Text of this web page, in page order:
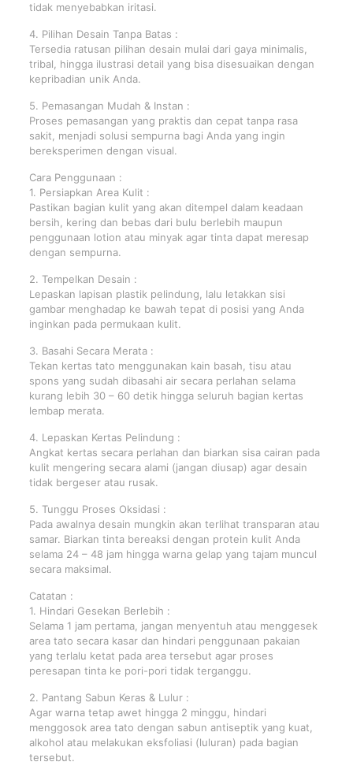
tidak menyebabkan iritasi.
4. Pilihan Desain Tanpa Batas :
Tersedia ratusan pilihan desain mulai dari gaya minimalis,
tribal, hingga ilustrasi detail yang bisa disesuaikan dengan
kepribadian unik Anda.
5. Pemasangan Mudah & Instan :
Proses pemasangan yang praktis dan cepat tanpa rasa
sakit, menjadi solusi sempurna bagi Anda yang ingin
bereksperimen dengan visual.
Cara Penggunaan :
1. Persiapkan Area Kulit :
Pastikan bagian kulit yang akan ditempel dalam keadaan
bersih, kering dan bebas dari bulu berlebih maupun
penggunaan lotion atau minyak agar tinta dapat meresap
dengan sempurna.
2. Tempelkan Desain :
Lepaskan lapisan plastik pelindung, lalu letakkan sisi
gambar menghadap ke bawah tepat di posisi yang Anda
inginkan pada permukaan kulit.
3. Basahi Secara Merata :
Tekan kertas tato menggunakan kain basah, tisu atau
spons yang sudah dibasahi air secara perlahan selama
kurang lebih 30 – 60 detik hingga seluruh bagian kertas
lembap merata.
4. Lepaskan Kertas Pelindung :
Angkat kertas secara perlahan dan biarkan sisa cairan pada
kulit mengering secara alami (jangan diusap) agar desain
tidak bergeser atau rusak.
5. Tunggu Proses Oksidasi :
Pada awalnya desain mungkin akan terlihat transparan atau
samar. Biarkan tinta bereaksi dengan protein kulit Anda
selama 24 – 48 jam hingga warna gelap yang tajam muncul
secara maksimal.
Catatan :
1. Hindari Gesekan Berlebih :
Selama 1 jam pertama, jangan menyentuh atau menggesek
area tato secara kasar dan hindari penggunaan pakaian
yang terlalu ketat pada area tersebut agar proses
peresapan tinta ke pori-pori tidak terganggu.
2. Pantang Sabun Keras & Lulur :
Agar warna tetap awet hingga 2 minggu, hindari
menggosok area tato dengan sabun antiseptik yang kuat,
alkohol atau melakukan eksfoliasi (luluran) pada bagian
tersebut.